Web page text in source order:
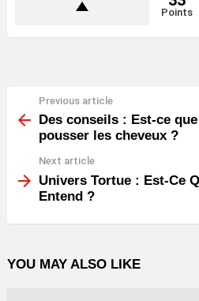
Points
more
Previous article
Des conseils : Est-ce
pousser les cheveux ?
Next article
Univers Tortue : Est-Ce
Entend ?
YOU MAY ALSO LIKE